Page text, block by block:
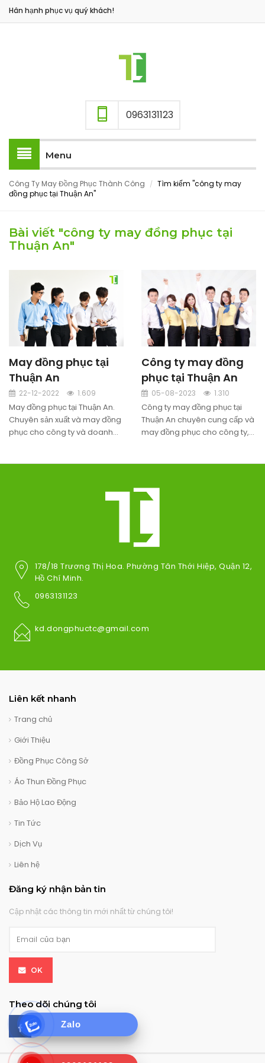
Hân hạnh phục vụ quý khách!
0963131123
Menu
Công Ty May Đồng Phục Thành Công / Tìm kiếm "công ty may
đồng phục tại Thuận An"
Bài viết "công ty may đồng phục tại
Thuận An"
May đồng phục tại
Thuận An
22-12-2022 1.609
May đồng phục tại Thuận An.
Chuyên sản xuất và may đồng
phục cho công ty và doanh
Công ty may đồng
phục tại Thuận An
05-08-2023 1.310
Công ty may đồng phục tại
Thuận An chuyên cung cấp và
may đồng phục cho công ty,
178/18 Trương Thị Hoa. Phường Tân Thới Hiệp, Quận 12,
Hồ Chí Minh.
0963131123
kd.dongphuctc@gmail.com
Liên kết nhanh
Trang chủ
Giới Thiệu
Đồng Phục Công Sở
Áo Thun Đồng Phục
Bảo Hộ Lao Động
Tin Tức
Dịch Vụ
Liên hệ
Đăng ký nhận bản tin
Cập nhật các thông tin mới nhất từ chúng tôi!
OK
Theo dõi chúng tôi
Zalo